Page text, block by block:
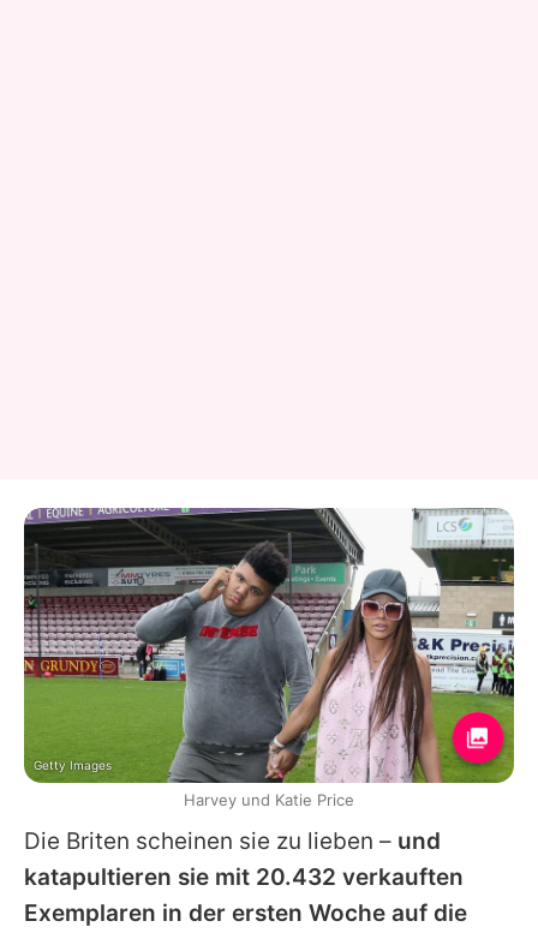
Die Briten scheinen sie zu lieben – und
katapultieren sie mit 20.432 verkauften
Exemplaren in der ersten Woche auf die
Getty Images
Harvey und Katie Price